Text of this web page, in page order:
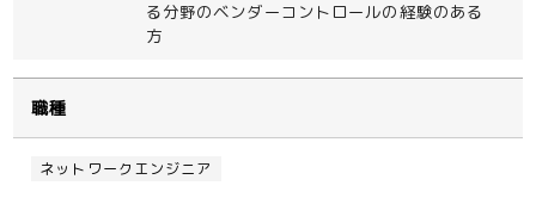
る分野のベンダーコントロールの経験のある
方
職種
ネットワークエンジニア